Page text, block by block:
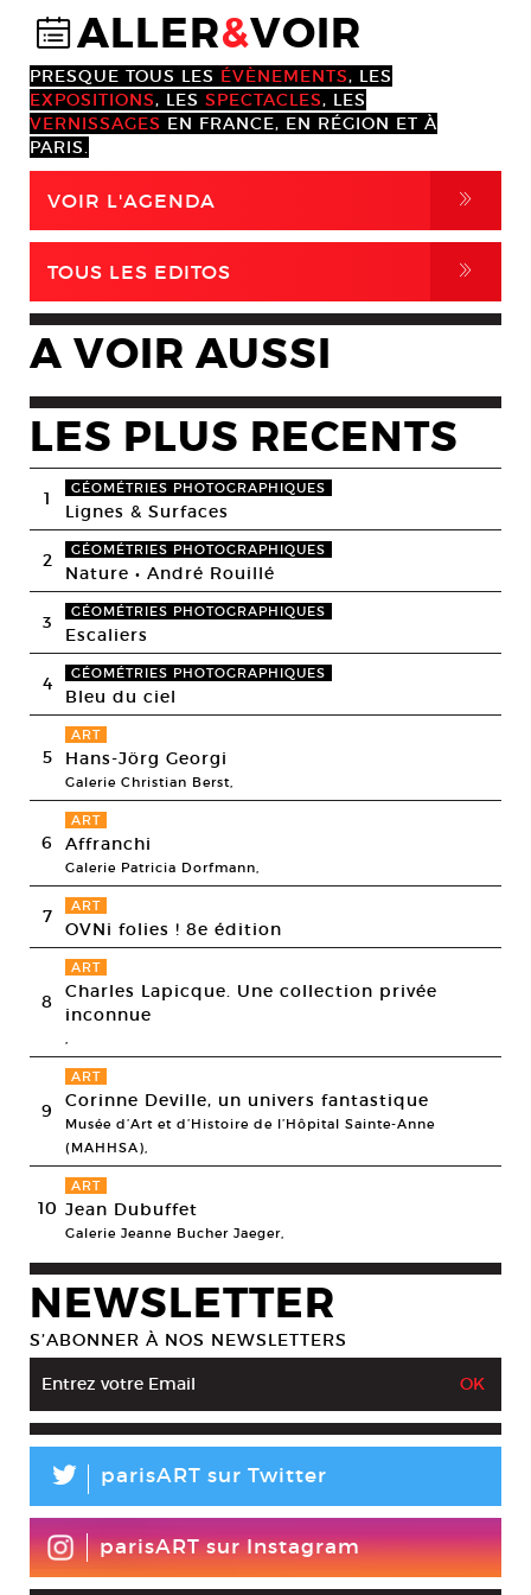
@ALLER&VOIR
PRESQUE TOUS LES ÉVÈNEMENTS, LES
EXPOSITIONS, LES SPECTACLES, LES
VERNISSAGES EN FRANCE, EN RÉGION ET À
PARIS.
VOIR L'AGENDA ,
TOUS LES EDITOS ,
A VOIR AUSSI
LES PLUS RECENTS
1 GÉOMÉTRIES PHOTOGRAPHIQUES
Lignes & Surfaces
2 GÉOMÉTRIES PHOTOGRAPHIQUES
Nature • André Rouillé
3 GÉOMÉTRIES PHOTOGRAPHIQUES
Escaliers
4 GÉOMÉTRIES PHOTOGRAPHIQUES
Bleu du ciel
5
ART
Hans-Jörg Georgi
Galerie Christian Berst,
6
ART
Affranchi
Galerie Patricia Dorfmann,
7 ART
OVNi folies ! 8e édition
8
ART
Charles Lapicque. Une collection privée
inconnue
,
9
ART
Corinne Deville, un univers fantastique
Musée d’Art et d’Histoire de l’Hôpital Sainte-Anne
(MAHHSA),
10
ART
Jean Dubuffet
Galerie Jeanne Bucher Jaeger,
NEWSLETTER
S’ABONNER À NOS NEWSLETTERS
L parisART sur Twitter
parisART sur Instagram